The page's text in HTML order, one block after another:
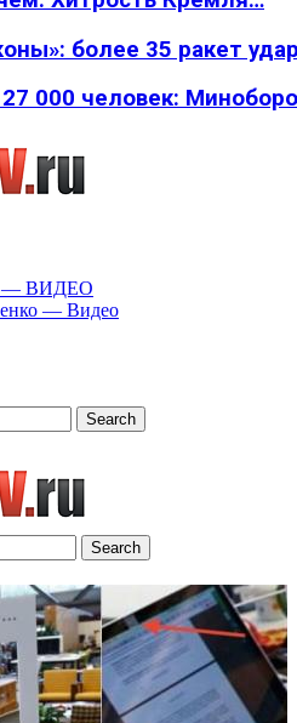
более 35 ракет
000 человек:
— ВИДЕО
— Видео
Search
Search